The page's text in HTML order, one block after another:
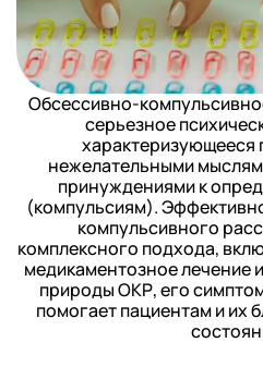
Обсессивно-
серьезное
нежелательными
принуждениями к
(компульсиям).
компульсивного
комплексного подхода,
медикаментозное лечение
природы ОКР, его
помогает пациентам и их